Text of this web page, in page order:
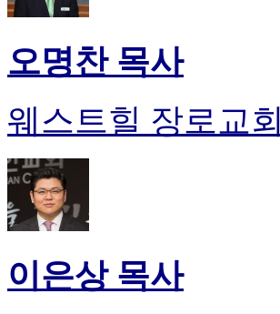
오명찬 목사
웨스트힐 장로교회
이은상 목사